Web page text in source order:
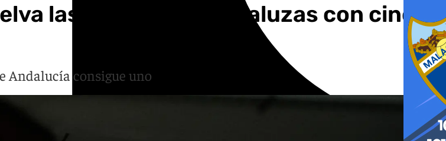
las elecciones andaluzas con cinco
Andalucía consigue uno